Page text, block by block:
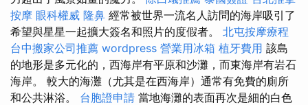
按摩 眼科權威 隆鼻 經常被世界一流名人訪問的海岸吸引了
希望與星星一起擴大簽名和照片的度假者。 北屯按摩療程
台中搬家公司推薦 wordpress 營業用冰箱 植牙費用 該島
的地形是多元化的，西海岸有平原和沙灘，而東海岸有岩石
海岸。 較大的海灘（尤其是在西海岸）通常有免費的廁所
和公共淋浴。 台胞證申請 當地海灘的表面再次是細的白色